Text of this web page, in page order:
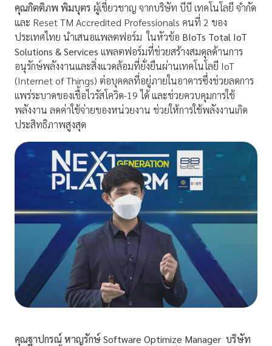
คุณกิตติภพ พิมบุตร ผู้เชี่ยวชาญ จากบริษัท บีบี เทคโนโลยี จำกัด
และ Reset TM Accredited Professionals คนที่ 2 ของ
ประเทศไทย นำเสนอแพลตฟอร์ม ในหัวข้อ BIoTs Total IoT
Solutions & Services เเพลตฟอร์มที่ช่วยสร้างสมดุลด้านการ
อนุรักษ์พลังงานและสิ่งแวดล้อมที่ยั่งยืนผ่านเทคโนโลยี IoT
(Internet of Things) ต่อบุคคลที่อยู่ภายในอาคารซึ่งช่วยลดการ
เเพร่ระบาดของเชื้อไวรัสโควิด-19 ได้ และช่วยควบคุมการใช้
พลังงาน ลดค่าใช้จ่ายของหน่วยงาน ช่วยให้การใช้พลังงานเกิด
ประสิทธิภาพสูงสุด
คุณฐาปกรณ์ หาญรักษ์Software Optimize Manager บริษัท